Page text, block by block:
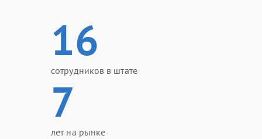
16
сотрудников в штате
7
лет на рынке